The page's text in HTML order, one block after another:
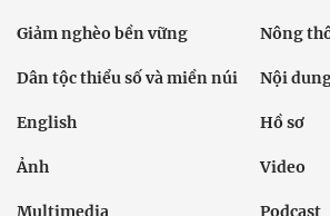
Giảm nghèo bền vững Nông
Dân tộc thiểu số và miền núi Nội
English Hồ sơ
Ảnh Video
Multimedia Podcast